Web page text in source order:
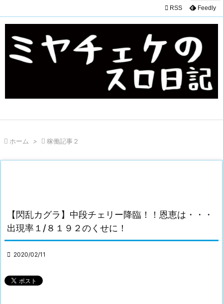
 RSS Feedly
 ホーム >  稼働記事２
【閃乱カグラ】中段チェリー降臨！！恩恵は・・・
出現率１/８１９２のくせに！
 2020/02/11